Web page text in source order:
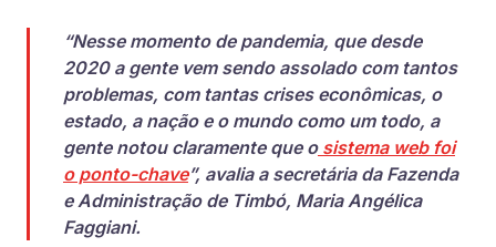
“Nesse momento de pandemia, que desde
2020 a gente vem sendo assolado com tantos
problemas, com tantas crises econômicas, o
estado, a nação e o mundo como um todo, a
gente notou claramente que osistema web foi
o ponto-chave”, avalia a secretária da Fazenda
e Administração de Timbó, Maria Angélica
Faggiani.